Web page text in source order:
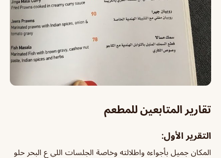
تقارير المتابعين للمطعم
التقرير الأول:
المكان جميل بأجواءه واطلالته وخاصة الجلسات اللي ع البحر حلو